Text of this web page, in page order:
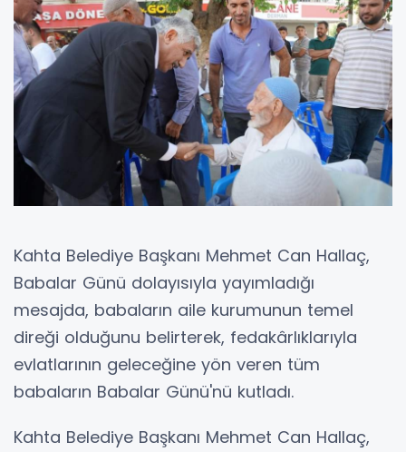
Kahta Belediye Başkanı Mehmet Can Hallaç,
Babalar Günü dolayısıyla yayımladığı
mesajda, babaların aile kurumunun temel
direği olduğunu belirterek, fedakârlıklarıyla
evlatlarının geleceğine yön veren tüm
babaların Babalar Günü'nü kutladı.
Kahta Belediye Başkanı Mehmet Can Hallaç,